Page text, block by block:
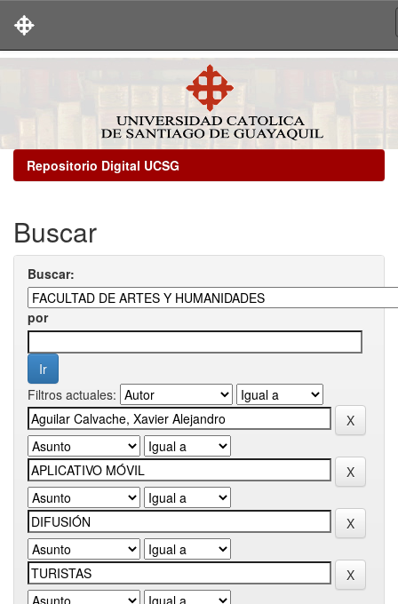
Repositorio Digital UCSG
Buscar
Buscar:
por
Filtros actuales: